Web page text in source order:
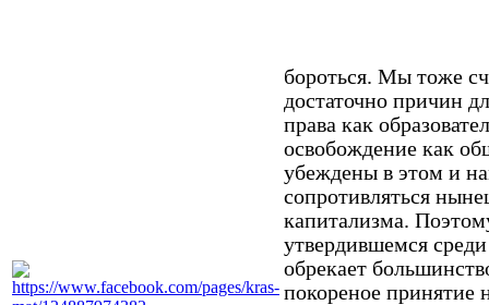
бороться. Мы тоже
достаточно причин
права как
освобождение как
убеждены в этом и
сопротивляться
капитализма.
утвердившемся
обрекает
покореное принятие